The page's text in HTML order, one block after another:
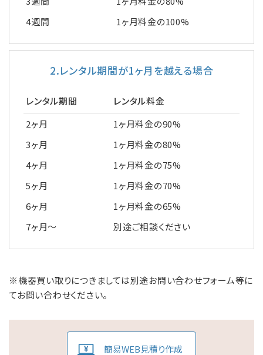
4週間
1ヶ月料金の100%
2.レンタル期間が1ヶ月を越える場合
レンタル期間
レンタル料金
2ヶ月
1ヶ月料金の90%
3ヶ月
1ヶ月料金の80%
4ヶ月
1ヶ月料金の75%
5ヶ月
1ヶ月料金の70%
6ヶ月
1ヶ月料金の65%
7ヶ月～
別途ご相談ください
※機器買い取りにつきましては別途お問い合わせフォーム等に
てお問い合わせください。
簡易WEB見積り作成